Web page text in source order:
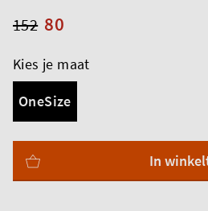
80
152
Kies je maat
OneSize
In